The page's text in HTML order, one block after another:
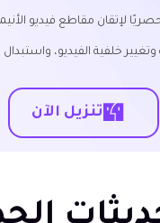
لإتقان مقاطع فيديو
خلفية الفيديو،
تنزيل الآن